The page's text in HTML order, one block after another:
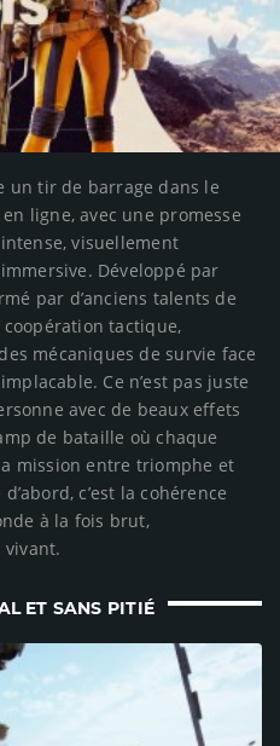
un tir de barrage dans le
ligne, avec une promesse
visuellement
Développé par
par d’anciens talents de
tactique,
mécaniques de survie face
Ce n’est pas juste
avec de beaux effets
de bataille où chaque
mission entre triomphe et
c’est la cohérence
à la fois brut,
ET SANS PITIÉ